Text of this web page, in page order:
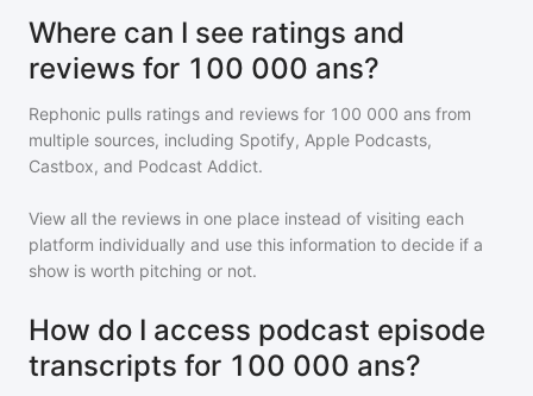
Where can I see ratings and
reviews for 100 000 ans?
Rephonic pulls ratings and reviews for 100 000 ans from
multiple sources, including Spotify, Apple Podcasts,
Castbox, and Podcast Addict.
View all the reviews in one place instead of visiting each
platform individually and use this information to decide if a
show is worth pitching or not.
How do I access podcast episode
transcripts for 100 000 ans?